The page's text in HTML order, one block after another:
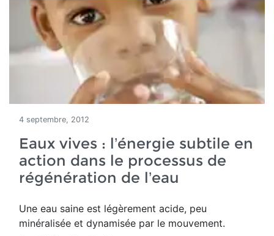
4 septembre, 2012
Eaux vives : l’énergie subtile en
action dans le processus de
régénération de l’eau
Une eau saine est légèrement acide, peu
minéralisée et dynamisée par le mouvement.